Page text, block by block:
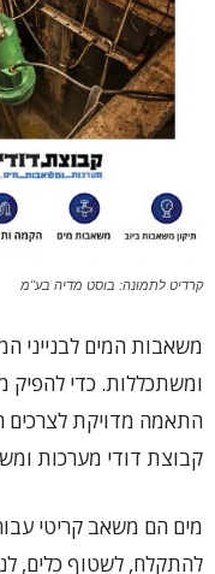
קרדיט לתמונה: בוסט מדיה בע"מ
משאבות המים לבנייני
ומשתכללות. כדי
התאמה מדויקת לצרכים
קבוצת דודי מערכות
מים הם משאב קריטי עבור
להתקלח, לשטוף כלים,